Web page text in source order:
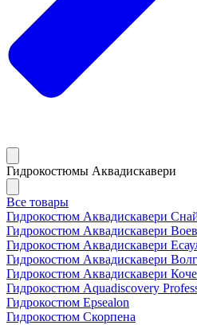
Гидрокостюмы Аквадискавери
Все товары
Гидрокостюм Аквадискавери
Гидрокостюм Аквадискавери
Гидрокостюм Аквадискавери
Гидрокостюм Аквадискавери
Гидрокостюм Аквадискавери
Гидрокостюм Aquadiscovery
Гидрокостюм Epsealon
Гидрокостюм Скорпена